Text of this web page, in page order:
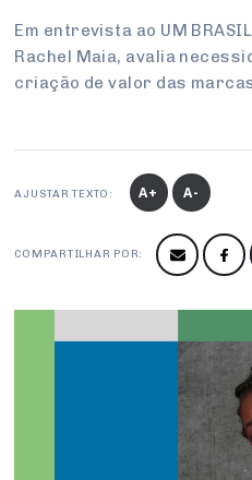
Conselho de Comércio Eletrônico
Em entrevista ao UM
Rachel Maia, avalia
criação de valor das
AJUSTAR TEXTO: A+ A-
COMPARTILHAR POR: